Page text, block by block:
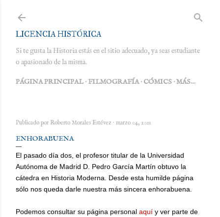
LICENCIA HISTÓRICA
Si te gusta la Historia estás en el sitio adecuado, ya seas estudiante
o apasionado de la misma.
PÁGINA PRINCIPAL FILMOGRAFÍA CÓMICS MÁS…
Publicado por Roberto Morales Estévez marzo 04, 2011
ENHORABUENA
El pasado día dos, el profesor titular de la Universidad
Autónoma de Madrid D. Pedro García Martín obtuvo la
cátedra en Historia Moderna. Desde esta humilde página
sólo nos queda darle nuestra más sincera enhorabuena.
Podemos consultar su página personal aquí y ver parte de